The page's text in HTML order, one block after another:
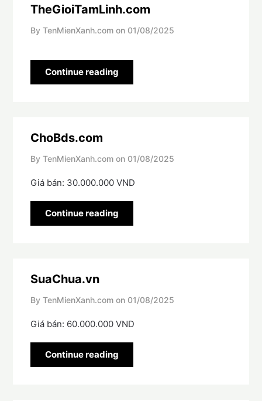
TheGioiTamLinh.com
By TenMienXanh.com on 01/08/2025
Continue reading
ChoBds.com
By TenMienXanh.com on 01/08/2025
Giá bán: 30.000.000 VND
Continue reading
SuaChua.vn
By TenMienXanh.com on 01/08/2025
Giá bán: 60.000.000 VND
Continue reading